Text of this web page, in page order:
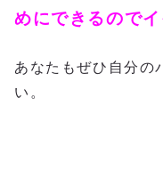
めにできるのでイ
あなたもぜひ自分の
い。